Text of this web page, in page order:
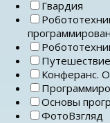
Гвардия
Конферанс.
Основы
ФотоВзгляд